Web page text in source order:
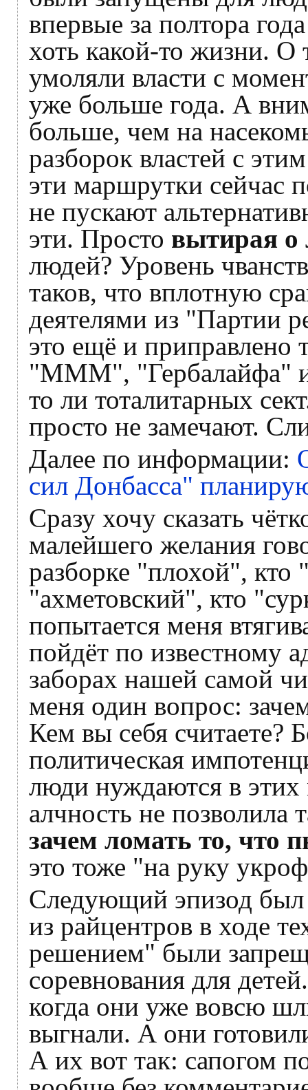
впервые за полтора
хоть какой-то жизни.
умоляли власти с
уже больше года. А
больше, чем на
разборок властей с
эти маршрутки сейчас
не пускают
эти. Просто вытирая о
людей? Уровень
таков, что вплотную
деятелями из "Партии
это ещё и приправлено
"МММ", "Гербалайфа" и
то ли тоталитарных
просто не замечают.
Далее по информации:
сил Донбасса"
Сразу хочу сказать
малейшего желания
разборке "плохой",
"ахметовский", кто
попытается меня
пойдёт по известному
заборах нашей самой
меня один вопрос:
Кем вы себя считаете?
политическая
люди нуждаются в
алчность не позволила
зачем ломать то, что
это тоже "на руку
Следующий эпизод был
из райцентров в ходе
решением" были
соревнования для
когда они уже вовсю
выгнали. А они
А их вот так: сапогом